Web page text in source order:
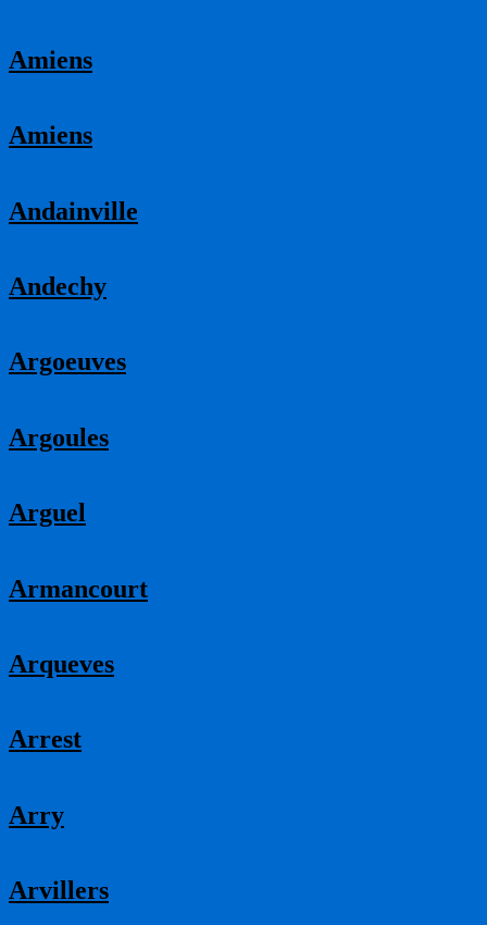
Amiens
Amiens
Andainville
Andechy
Argoeuves
Argoules
Arguel
Armancourt
Arqueves
Arrest
Arry
Arvillers